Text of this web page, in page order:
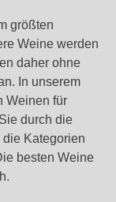
größten
Weine werden
daher ohne
In unserem
Weinen für
durch die
Kategorien
besten Weine